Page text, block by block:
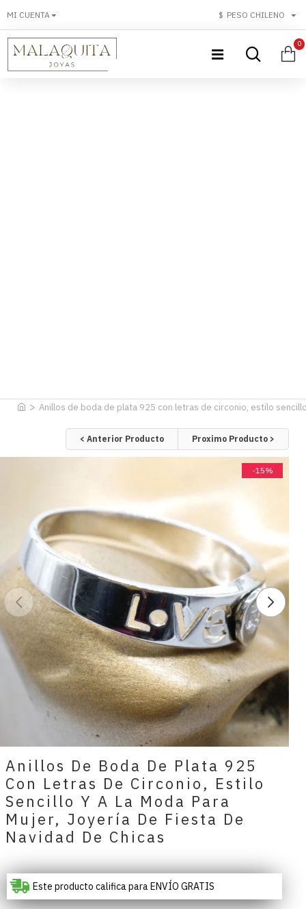
MI CUENTA $ PESO CHILENO
0
Anillos de boda de plata 925 con letras de circonio, estilo
< Anterior Producto Proximo Producto >
-15%
Anillos De Boda De Plata 925
Con Letras De Circonio, Estilo
Sencillo Y A La Moda Para
Mujer, Joyería De Fiesta De
Navidad De Chicas
Este producto califica para ENVÍO GRATIS